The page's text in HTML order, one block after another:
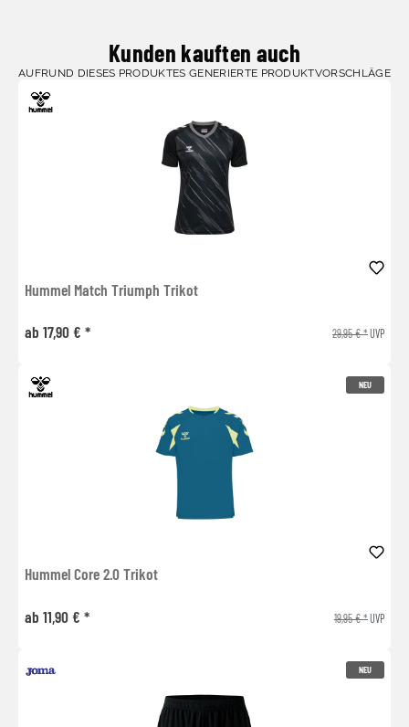
Kunden kauften auch
AUFRUND DIESES PRODUKTES GENERIERTE PRODUKTVORSCHLÄGE
Hummel Match Triumph Trikot
ab 17,90 € * 29,95 € *UVP
NEU
Hummel Core 2.0 Trikot
ab 11,90 € * 19,95 € *UVP
NEU